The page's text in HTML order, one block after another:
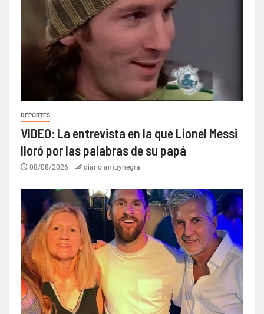
DEPORTES
VIDEO: La entrevista en la que Lionel Messi
lloró por las palabras de su papá
08/08/2026 diariolamuynegra